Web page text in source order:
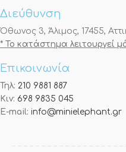
Διεύθυνση
Όθωνος 3, Άλιμος, 17455,
* Το κατάστημα λειτουργεί
Επικοινωνία
Τηλ: 210 9881 887
Κιν: 698 9835 045
E-mail: info@minielephant.gr